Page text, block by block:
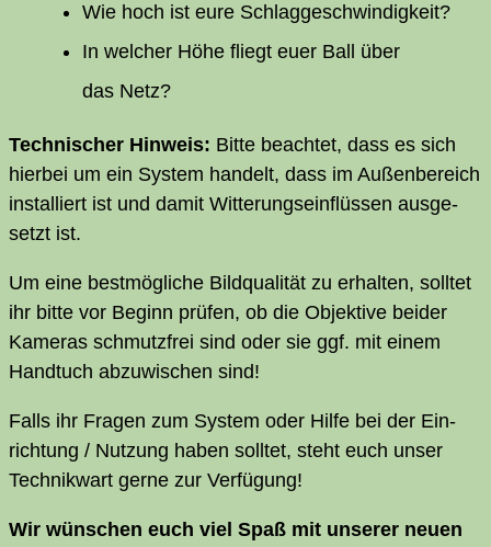
Wie hoch ist eure Schlaggeschwindigkeit?
In wel­cher Höhe fliegt euer Ball über
das Netz?
Tech­ni­scher Hin­weis: Bit­te beach­tet, dass es sich
hier­bei um ein Sys­tem han­delt, dass im Außen­be­reich
instal­liert ist und damit Wit­te­rungs­ein­flüs­sen aus­ge­
setzt ist.
Um eine best­mög­li­che Bild­qua­li­tät zu erhal­ten, soll­tet
ihr bit­te vor Beginn prü­fen, ob die Objek­ti­ve bei­der
Kame­ras schmutz­frei sind oder sie ggf. mit einem
Hand­tuch abzu­wi­schen sind!
Falls ihr Fra­gen zum Sys­tem oder Hil­fe bei der Ein­
rich­tung / Nut­zung haben soll­tet, steht euch unser
Tech­nik­wart ger­ne zur Verfügung!
Wir wün­schen euch viel Spaß mit unse­rer neu­en